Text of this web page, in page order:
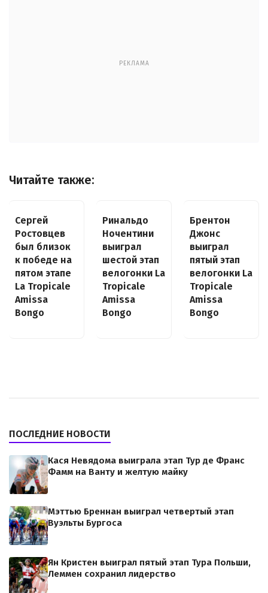
РЕКЛАМА
Читайте также:
Сергей
Ростовцев
был близок
к победе на
пятом этапе
La Tropicale
Amissa
Bongo
Ринальдо
Ночентини
выиграл
шестой этап
велогонки La
Tropicale
Amissa
Bongo
Брентон
Джонс
выиграл
пятый этап
велогонки La
Tropicale
Amissa
Bongo
ПОСЛЕДНИЕ НОВОСТИ
Кася Невядома выиграла этап Тур де Франс
Фамм на Ванту и желтую майку
Мэттью Бреннан выиграл четвертый этап
Вуэльты Бургоса
Ян Кристен выиграл пятый этап Тура Польши,
Леммен сохранил лидерство